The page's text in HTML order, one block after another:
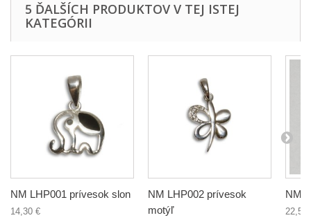
5 ĎALŠÍCH PRODUKTOV V TEJ ISTEJ
KATEGÓRII
NM LHP001 prívesok slon
14,30 €
NM LHP002 prívesok
motýľ
NM
22,50